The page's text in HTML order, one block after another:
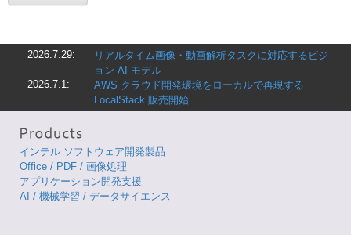
2026.7.29:
リアルタイム画像・動画解析タスクに対応するビジ
ョン AI モデル
2026.7.1:
AWS クラウド開発環境をローカルで再現する
LocalStack 販売開始
インテル ソフトウェア開発製品
Office / PDF / 画像処理
アプリケーション開発支援
AI / 機械学習 / データサイエンス